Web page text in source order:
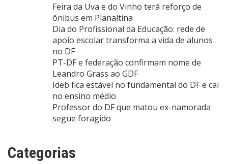
Feira da Uva e do Vinho terá reforço de
ônibus em Planaltina
Dia do Profissional da Educação: rede de
apoio escolar transforma a vida de alunos
no DF
PT-DF e federação confirmam nome de
Leandro Grass ao GDF
Ideb fica estável no fundamental do DF e cai
no ensino médio
Professor do DF que matou ex-namorada
segue foragido
Categorias